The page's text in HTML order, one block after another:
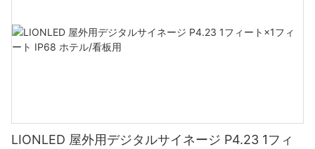
LIONLED 屋外用デジタルサイネージ P4.23 1フィ